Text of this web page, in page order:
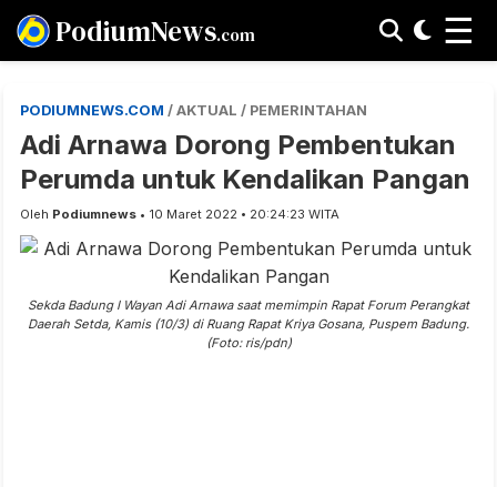
PodiumNews.com ☰
PODIUMNEWS.COM / AKTUAL / PEMERINTAHAN
Adi Arnawa Dorong Pembentukan
Perumda untuk Kendalikan Pangan
Oleh Podiumnews • 10 Maret 2022 • 20:24:23 WITA
Sekda Badung I Wayan Adi Arnawa saat memimpin Rapat Forum Perangkat
Daerah Setda, Kamis (10/3) di Ruang Rapat Kriya Gosana, Puspem Badung.
(Foto: ris/pdn)